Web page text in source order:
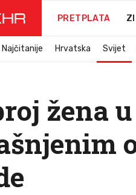
PRETPLATA
Najčitanije Hrvatska Svijet
žena